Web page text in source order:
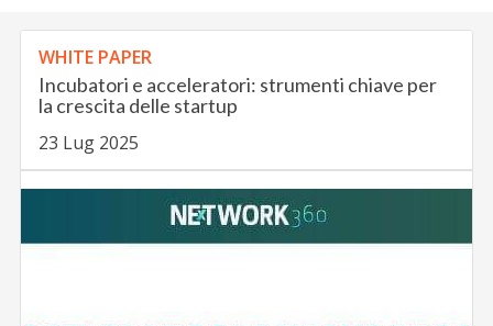
WHITE PAPER
Incubatori e acceleratori: strumenti chiave per
la crescita delle startup
23 Lug 2025